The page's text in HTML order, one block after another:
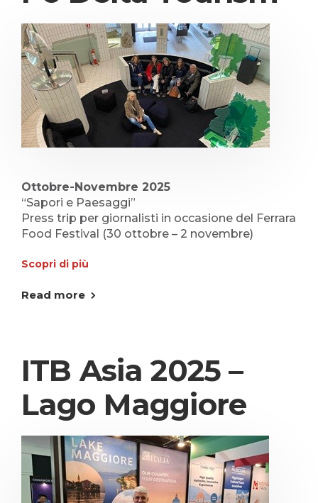
Ottobre-Novembre 2025
“Sapori e Paesaggi”
Press trip per giornalisti in occasione del Ferrara
Food Festival (30 ottobre – 2 novembre)
Scopri di più
Read more
ITB Asia 2025 –
Lago Maggiore